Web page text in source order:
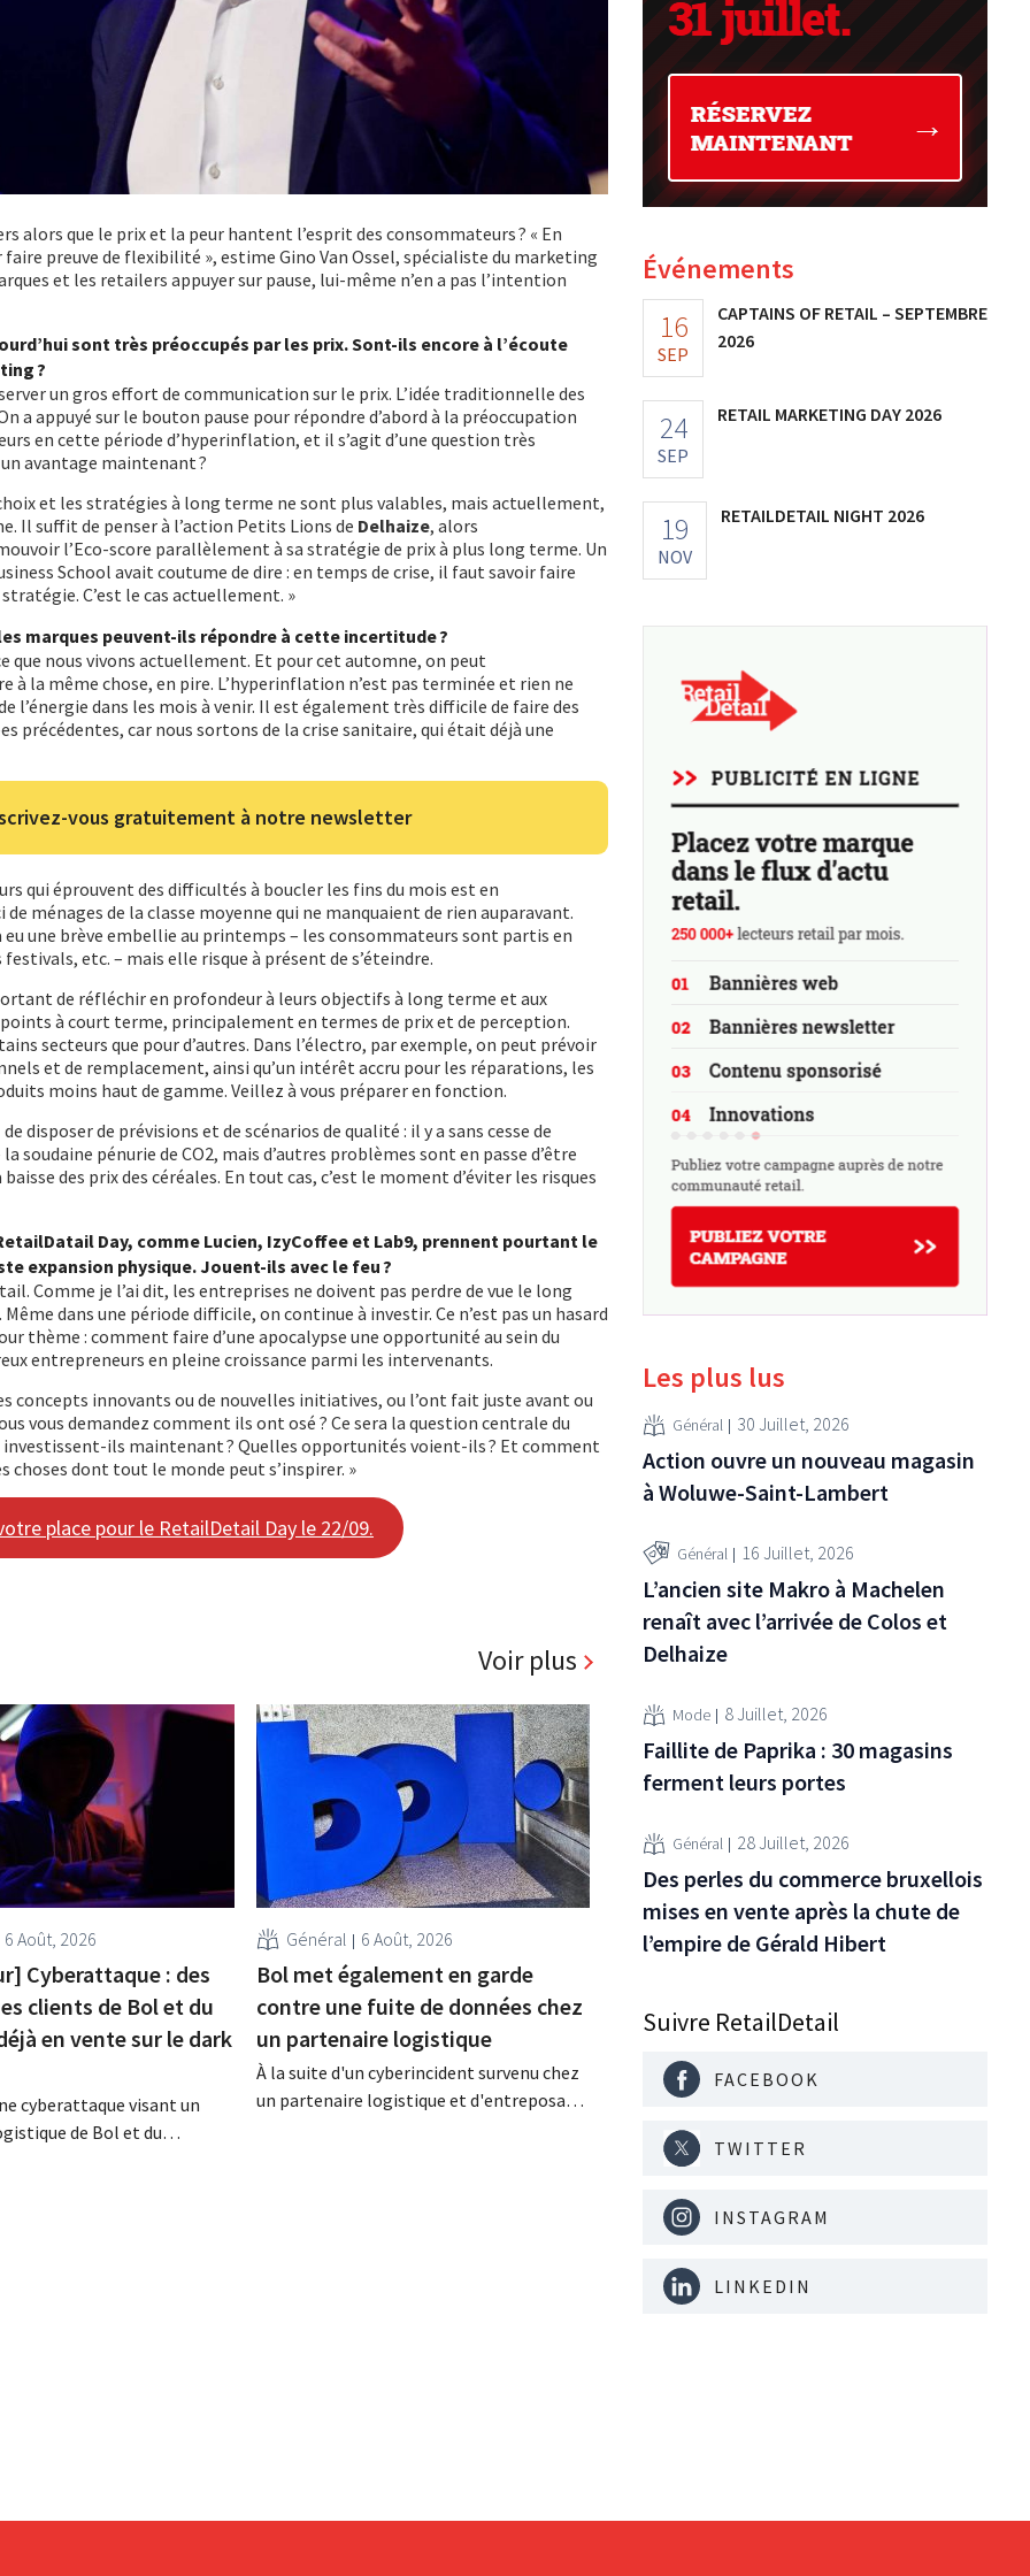
alors que le prix et la peur hantent l’esprit des consommateurs ? « En
preuve de flexibilité », estime Gino Van Ossel, spécialiste du marketing
et les retailers appuyer sur pause, lui-même n’en a pas l’intention
sont très préoccupés par les prix. Sont-ils encore à l’écoute
?
un gros effort de communication sur le prix. L’idée traditionnelle des
a appuyé sur le bouton pause pour répondre d’abord à la préoccupation
en cette période d’hyperinflation, et il s’agit d’une question très
avantage maintenant ?
et les stratégies à long terme ne sont plus valables, mais actuellement,
Il suffit de penser à l’action Petits Lions de Delhaize, alors
l’Eco-score parallèlement à sa stratégie de prix à plus long terme. Un
School avait coutume de dire : en temps de crise, il faut savoir faire
C’est le cas actuellement. »
marques peuvent-ils répondre à cette incertitude ?
que nous vivons actuellement. Et pour cet automne, on peut
à la même chose, en pire. L’hyperinflation n’est pas terminée et rien ne
l’énergie dans les mois à venir. Il est également très difficile de faire des
précédentes, car nous sortons de la crise sanitaire, qui était déjà une
vous gratuitement à notre newsletter
qui éprouvent des difficultés à boucler les fins du mois est en
ménages de la classe moyenne qui ne manquaient de rien auparavant.
eu une brève embellie au printemps – les consommateurs sont partis en
festivals, etc. – mais elle risque à présent de s’éteindre.
de réfléchir en profondeur à leurs objectifs à long terme et aux
à court terme, principalement en termes de prix et de perception.
secteurs que pour d’autres. Dans l’électro, par exemple, on peut prévoir
et de remplacement, ainsi qu’un intérêt accru pour les réparations, les
moins haut de gamme. Veillez à vous préparer en fonction.
disposer de prévisions et de scénarios de qualité : il y a sans cesse de
soudaine pénurie de CO2, mais d’autres problèmes sont en passe d’être
des prix des céréales. En tout cas, c’est le moment d’éviter les risques
Day, comme Lucien, IzyCoffee et Lab9, prennent pourtant le
expansion physique. Jouent-ils avec le feu ?
Comme je l’ai dit, les entreprises ne doivent pas perdre de vue le long
dans une période difficile, on continue à investir. Ce n’est pas un hasard
thème : comment faire d’une apocalypse une opportunité au sein du
entrepreneurs en pleine croissance parmi les intervenants.
concepts innovants ou de nouvelles initiatives, ou l’ont fait juste avant ou
vous demandez comment ils ont osé ? Ce sera la question centrale du
investissent-ils maintenant ? Quelles opportunités voient-ils ? Et comment
choses dont tout le monde peut s’inspirer. »
place pour le RetailDetail Day le 22/09.
Voir plus
6 Août, 2026
Cyberattaque : des
clients de Bol et du
en vente sur le dark
cyberattaque visant un
de Bol et du
Général 6 Août, 2026
Bol met également en garde
contre une fuite de données chez
un partenaire logistique
À la suite d'un cyberincident survenu chez
un partenaire logistique et d'entreposage
Événements
16
SEP
CAPTAINS OF RETAIL – SEPTEMBRE
2026
24
SEP
RETAIL MARKETING DAY 2026
19
NOV
RETAILDETAIL NIGHT 2026
Les plus lus
Général 30 Juillet, 2026
Action ouvre un nouveau magasin
à Woluwe-Saint-Lambert
Général 16 Juillet, 2026
L’ancien site Makro à Machelen
renaît avec l’arrivée de Colos et
Delhaize
Mode 8 Juillet, 2026
Faillite de Paprika : 30 magasins
ferment leurs portes
Général 28 Juillet, 2026
Des perles du commerce bruxellois
mises en vente après la chute de
l’empire de Gérald Hibert
Suivre RetailDetail
FACEBOOK
TWITTER
INSTAGRAM
LINKEDIN